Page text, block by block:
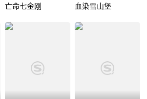
亡命七金刚 血染雪山堡